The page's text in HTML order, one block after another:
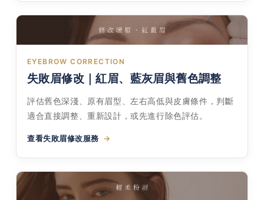
EYEBROW CORRECTION
失敗眉修改｜紅眉、藍灰眉與舊色調整
評估舊色深淺、原有眉型、左右高低與皮膚條件，判斷
適合直接調整、重新設計，或先進行除色評估。
查看失敗眉修改服務